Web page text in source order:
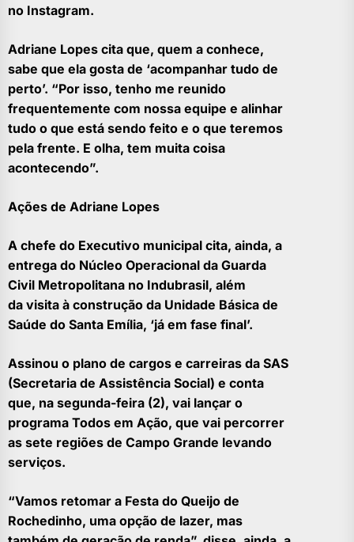
no Instagram.
Adriane Lopes cita que, quem a conhece,
sabe que ela gosta de ‘acompanhar tudo de
perto’. “Por isso, tenho me reunido
frequentemente com nossa equipe e alinhar
tudo o que está sendo feito e o que teremos
pela frente. E olha, tem muita coisa
acontecendo”.
Ações de Adriane Lopes
A chefe do Executivo municipal cita, ainda, a
entrega do Núcleo Operacional da Guarda
Civil Metropolitana no Indubrasil, além
da visita à construção da Unidade Básica de
Saúde do Santa Emília, ‘já em fase final’.
Assinou o plano de cargos e carreiras da SAS
(Secretaria de Assistência Social) e conta
que, na segunda-feira (2), vai lançar o
programa Todos em Ação, que vai percorrer
as sete regiões de Campo Grande levando
serviços.
“Vamos retomar a Festa do Queijo de
Rochedinho, uma opção de lazer, mas